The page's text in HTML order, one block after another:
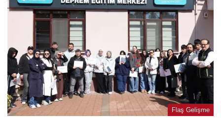
Flaş Gelişme